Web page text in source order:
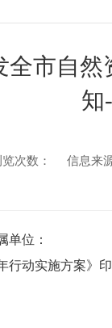
市自
知
次数： 信息来
单位：
动实施方案》